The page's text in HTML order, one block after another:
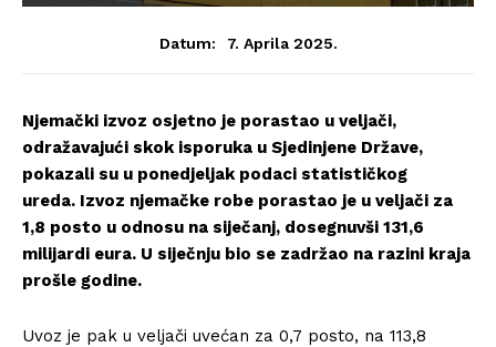
Datum: 7. Aprila 2025.
Njemački izvoz osjetno je porastao u veljači,
odražavajući skok isporuka u Sjedinjene Države,
pokazali su u ponedjeljak podaci statističkog
ureda. Izvoz njemačke robe porastao je u veljači za
1,8 posto u odnosu na siječanj, dosegnuvši 131,6
milijardi eura. U siječnju bio se zadržao na razini kraja
prošle godine.
Uvoz je pak u veljači uvećan za 0,7 posto, na 113,8